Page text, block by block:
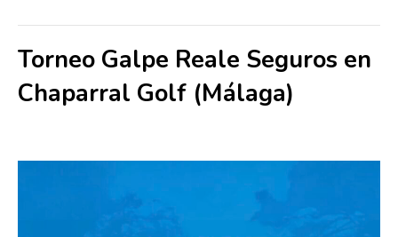
Torneo Galpe Reale Seguros en
Chaparral Golf (Málaga)